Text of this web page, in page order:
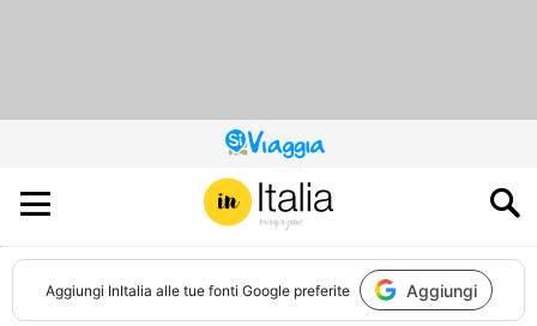
QUESTO
SITO
CONTRIBUISCE
ALL’AUDIENCE
DI
Aggiungi InItalia alle tue fonti Google preferite Aggiungi